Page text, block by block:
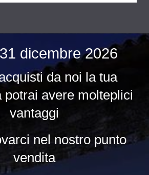
dicembre 2026
da noi la tua
potrai avere molteplici
vantaggi
nel nostro punto
vendita